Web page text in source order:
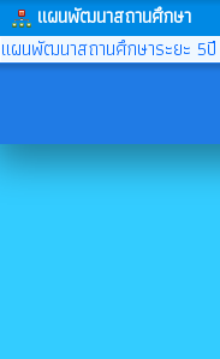
แผนพัฒนาสถานศึกษา
แผนพัฒนาสถานศึกษาระยะ 5ปี